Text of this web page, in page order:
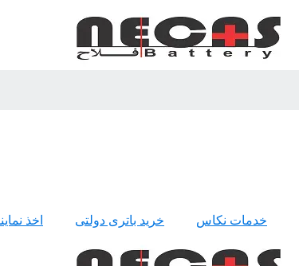
خدمات نکاس خرید باتری دولتی اخذ